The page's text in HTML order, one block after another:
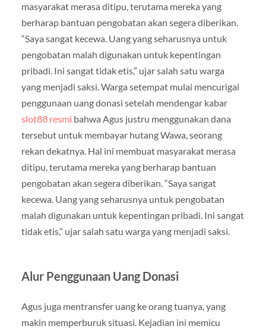
masyarakat merasa ditipu, terutama mereka yang
berharap bantuan pengobatan akan segera diberikan.
“Saya sangat kecewa. Uang yang seharusnya untuk
pengobatan malah digunakan untuk kepentingan
pribadi. Ini sangat tidak etis,” ujar salah satu warga
yang menjadi saksi. Warga setempat mulai mencurigai
penggunaan uang donasi setelah mendengar kabar
slot88 resmi bahwa Agus justru menggunakan dana
tersebut untuk membayar hutang Wawa, seorang
rekan dekatnya. Hal ini membuat masyarakat merasa
ditipu, terutama mereka yang berharap bantuan
pengobatan akan segera diberikan. “Saya sangat
kecewa. Uang yang seharusnya untuk pengobatan
malah digunakan untuk kepentingan pribadi. Ini sangat
tidak etis,” ujar salah satu warga yang menjadi saksi.
Alur Penggunaan Uang Donasi
Agus juga mentransfer uang ke orang tuanya, yang
makin memperburuk situasi. Kejadian ini memicu